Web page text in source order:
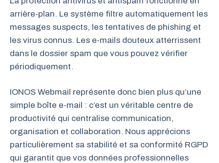
arrière-plan. Le système filtre automatiquement les
messages suspects, les tentatives de phishing et
les virus connus. Les e-mails douteux atterrissent
dans le dossier spam que vous pouvez vérifier
périodiquement.
IONOS Webmail représente donc bien plus qu’une
simple boîte e-mail : c’est un véritable centre de
productivité qui centralise communication,
organisation et collaboration. Nous apprécions
particulièrement sa stabilité et sa conformité RGPD
qui garantit que vos données professionnelles